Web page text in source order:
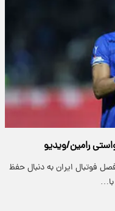
رامین/ویدیو
فوتبال ایران به دنبال حفظ